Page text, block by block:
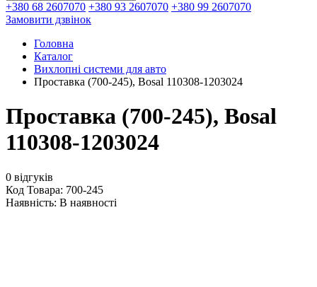
+380 68 2607070 +380 93 2607070 +380 99 2607070
Замовити дзвінок
Головна
Каталог
Вихлопні системи для авто
Проставка (700-245), Bosal 110308-1203024
Проставка (700-245), Bosal
110308-1203024
0 відгуків
Код Товара: 700-245
Наявність: В наявності